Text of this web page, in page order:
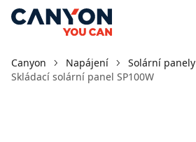
Canyon Napájení
Solární panely
Skládací solární panel SP100W